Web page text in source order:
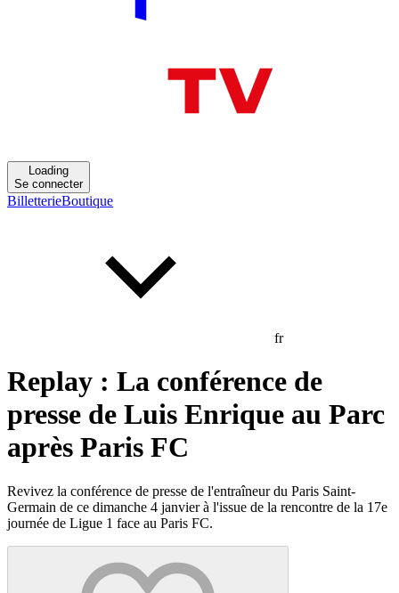
Loading
Se connecter
BilletterieBoutique
fr
Replay : La conférence de
presse de Luis Enrique au Parc
après Paris FC
Revivez la conférence de presse de l'entraîneur du Paris Saint-
Germain de ce dimanche 4 janvier à l'issue de la rencontre de la 17e
journée de Ligue 1 face au Paris FC.